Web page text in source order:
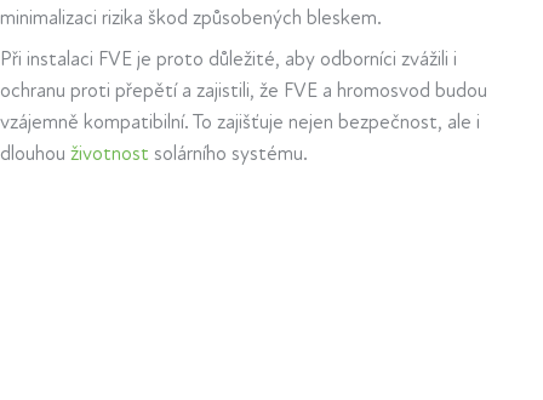
minimalizaci rizika škod způsobených bleskem.
Při instalaci FVE je proto důležité, aby odborníci zvážili i
ochranu proti přepětí a zajistili, že FVE a hromosvod budou
vzájemně kompatibilní. To zajišťuje nejen bezpečnost, ale i
dlouhou životnost solárního systému.